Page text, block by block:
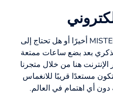
هل ترغب في تجربة MISTER SIZE أخيرًا أو هل تحتاج إلى
بعد بضع ساعات ممتعة
هنا من خلال متجرنا
مستعدًا قريبًا للانغماس
دون أي اهتمام في العالم.